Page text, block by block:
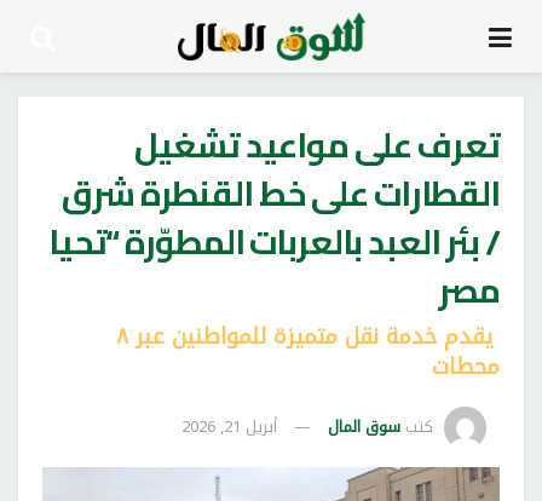
تعرف على مواعيد تشغيل
القطارات على خط القنطرة شرق
/ بئر العبد بالعربات المطوّرة “تحيا
مصر
يقدم خدمة نقل متميزة للمواطنين عبر ٨
محطات
كتب سوق المال أبريل 21, 2026